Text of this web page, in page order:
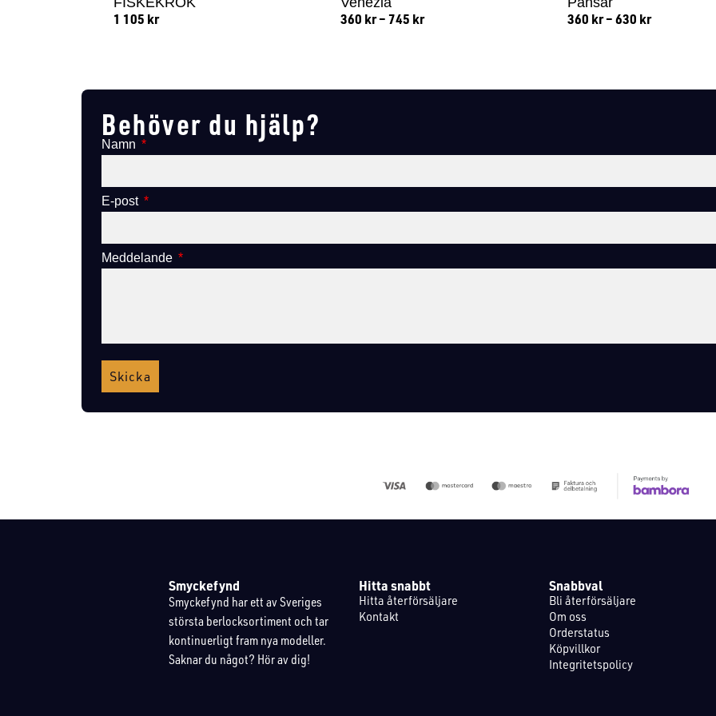
1 105 kr 360 kr –745 kr 360 kr –630 kr
Behöver du hjälp?
Namn
E-post
Meddelande
Skicka
Smyckefynd
Smyckefynd har ett av Sveriges
största berlocksortiment och tar
kontinuerligt fram nya modeller.
Saknar du något? Hör av dig!
Hitta snabbt
Hitta återförsäljare
Kontakt
Snabbval
Bli återförsäljare
Om oss
Orderstatus
Köpvillkor
Integritetspolicy